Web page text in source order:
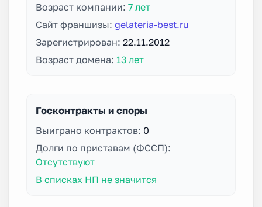
Возраст компании: 7 лет
Сайт франшизы: gelateria-best.ru
Зарегистрирован: 22.11.2012
Возраст домена: 13 лет
Госконтракты и споры
Выиграно контрактов: 0
Долги по приставам (ФССП):
Отсутствуют
В списках НП не значится